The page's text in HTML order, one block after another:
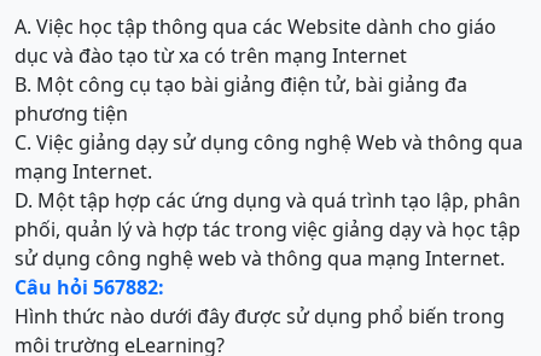
A. Việc học tập thông qua các Website dành cho giáo
dục và đào tạo từ xa có trên mạng Internet
B. Một công cụ tạo bài giảng điện tử, bài giảng đa
phương tiện
C. Việc giảng dạy sử dụng công nghệ Web và thông qua
mạng Internet.
D. Một tập hợp các ứng dụng và quá trình tạo lập, phân
phối, quản lý và hợp tác trong việc giảng dạy và học tập
sử dụng công nghệ web và thông qua mạng Internet.
Câu hỏi 567882:
Hình thức nào dưới đây được sử dụng phổ biến trong
môi trường eLearning?